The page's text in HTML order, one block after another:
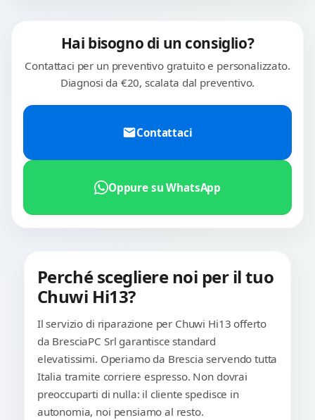
Hai bisogno di un consiglio?
Contattaci per un preventivo gratuito e personalizzato.
Diagnosi da €20, scalata dal preventivo.
Contattaci
Oppure su WhatsApp
Perché scegliere noi per il tuo
Chuwi Hi13?
Il servizio di riparazione per Chuwi Hi13 offerto
da BresciaPC Srl garantisce standard
elevatissimi. Operiamo da Brescia servendo tutta
Italia tramite corriere espresso. Non dovrai
preoccuparti di nulla: il cliente spedisce in
autonomia, noi pensiamo al resto.